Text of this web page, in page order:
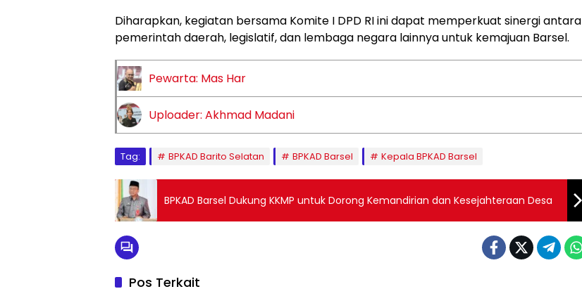
Diharapkan, kegiatan bersama Komite I DPD RI ini dapat memperkuat sinergi antara
pemerintah daerah, legislatif, dan lembaga negara lainnya untuk kemajuan Barsel.
Pewarta: Mas Har
Uploader: Akhmad Madani
Tag: BPKAD Barito Selatan BPKAD Barsel Kepala BPKAD Barsel
BPKAD Barsel Dukung KKMP untuk Dorong Kemandirian dan Kesejahteraan Desa
Pos Terkait